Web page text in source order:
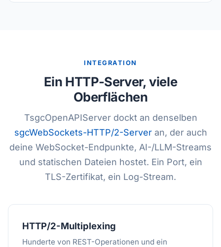
INTEGRATION
Ein HTTP-Server, viele
Oberflächen
TsgcOpenAPIServer dockt an denselben
sgcWebSockets-HTTP/2-Serveran, der auch
deine WebSocket-Endpunkte, AI-/LLM-Streams
und statischen Dateien hostet. Ein Port, ein
TLS-Zertifikat, ein Log-Stream.
HTTP/2-Multiplexing
Hunderte von REST-Operationen und ein